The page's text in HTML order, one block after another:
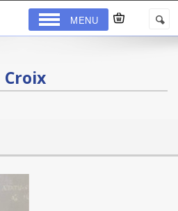
MENU
Croix